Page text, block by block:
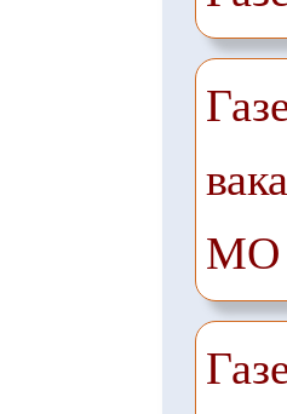
МО